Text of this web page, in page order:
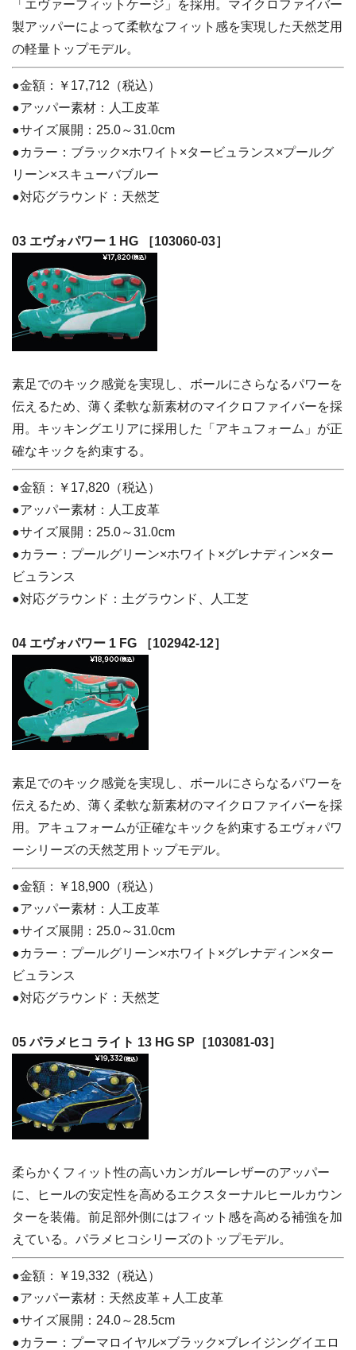
「エヴァーフィットケージ」を採用。マイクロファイバー
製アッパーによって柔軟なフィット感を実現した天然芝用
の軽量トップモデル。
●金額：￥17,712（税込）
●アッパー素材：人工皮革
●サイズ展開：25.0～31.0cm
●カラー：ブラック×ホワイト×タービュランス×プールグ
リーン×スキューバブルー
●対応グラウンド：天然芝
03 エヴォパワー 1 HG ［103060-03］
素足でのキック感覚を実現し、ボールにさらなるパワーを
伝えるため、薄く柔軟な新素材のマイクロファイバーを採
用。キッキングエリアに採用した「アキュフォーム」が正
確なキックを約束する。
●金額：￥17,820（税込）
●アッパー素材：人工皮革
●サイズ展開：25.0～31.0cm
●カラー：プールグリーン×ホワイト×グレナディン×ター
ビュランス
●対応グラウンド：土グラウンド、人工芝
04 エヴォパワー 1 FG ［102942-12］
素足でのキック感覚を実現し、ボールにさらなるパワーを
伝えるため、薄く柔軟な新素材のマイクロファイバーを採
用。アキュフォームが正確なキックを約束するエヴォパワ
ーシリーズの天然芝用トップモデル。
●金額：￥18,900（税込）
●アッパー素材：人工皮革
●サイズ展開：25.0～31.0cm
●カラー：プールグリーン×ホワイト×グレナディン×ター
ビュランス
●対応グラウンド：天然芝
05 パラメヒコ ライト 13 HG SP［103081-03］
柔らかくフィット性の高いカンガルーレザーのアッパー
に、ヒールの安定性を高めるエクスターナルヒールカウン
ターを装備。前足部外側にはフィット感を高める補強を加
えている。パラメヒコシリーズのトップモデル。
●金額：￥19,332（税込）
●アッパー素材：天然皮革＋人工皮革
●サイズ展開：24.0～28.5cm
●カラー：プーマロイヤル×ブラック×ブレイジングイエロ